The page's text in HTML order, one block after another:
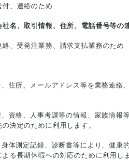
、連絡のため
名、取引情報、住所、電話番号等の
、受発注業務、請求支払業務のため
、住所、メールアドレス等を業務連
、資格、人事考課等の情報、家族情
決定のために利用します。
身体測定記録、診断書等により、健
る長期休暇への対応のために利用しま